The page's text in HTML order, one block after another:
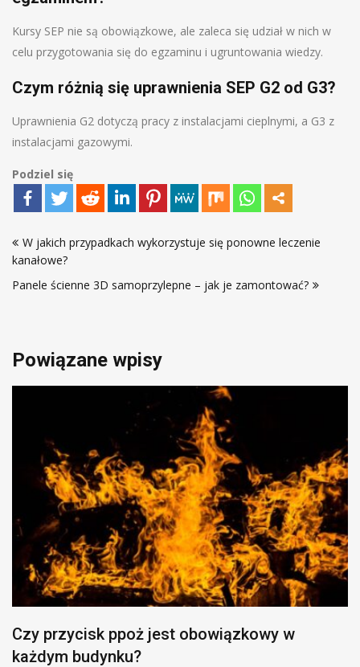
Kursy SEP nie są obowiązkowe, ale zaleca się udział w nich w
celu przygotowania się do egzaminu i ugruntowania wiedzy.
Czym różnią się uprawnienia SEP G2 od G3?
Uprawnienia G2 dotyczą pracy z instalacjami cieplnymi, a G3 z
instalacjami gazowymi.
Podziel się
wpisu
W jakich przypadkach wykorzystuje się ponowne leczenie
kanałowe?
Panele ścienne 3D samoprzylepne – jak je zamontować?
Powiązane wpisy
Czy przycisk ppoż jest obowiązkowy w
każdym budynku?